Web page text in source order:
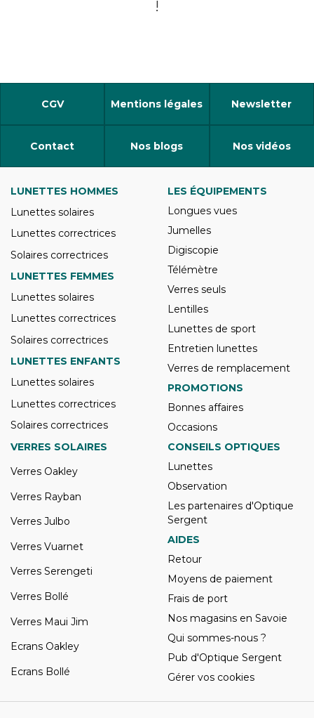
!
CGV Mentions légales Newsletter
Contact Nos blogs Nos vidéos
LUNETTES HOMMES
Lunettes solaires
Lunettes correctrices
Solaires correctrices
LUNETTES FEMMES
Lunettes solaires
Lunettes correctrices
Solaires correctrices
LUNETTES ENFANTS
Lunettes solaires
Lunettes correctrices
Solaires correctrices
LES ÉQUIPEMENTS
Longues vues
Jumelles
Digiscopie
Télémètre
Verres seuls
Lentilles
Lunettes de sport
Entretien lunettes
Verres de remplacement
PROMOTIONS
Bonnes affaires
Occasions
VERRES SOLAIRES
Verres Oakley
Verres Rayban
Verres Julbo
Verres Vuarnet
Verres Serengeti
Verres Bollé
Verres Maui Jim
Ecrans Oakley
Ecrans Bollé
CONSEILS OPTIQUES
Lunettes
Observation
Les partenaires d'Optique
Sergent
AIDES
Retour
Moyens de paiement
Frais de port
Nos magasins en Savoie
Qui sommes-nous ?
Pub d'Optique Sergent
Gérer vos cookies